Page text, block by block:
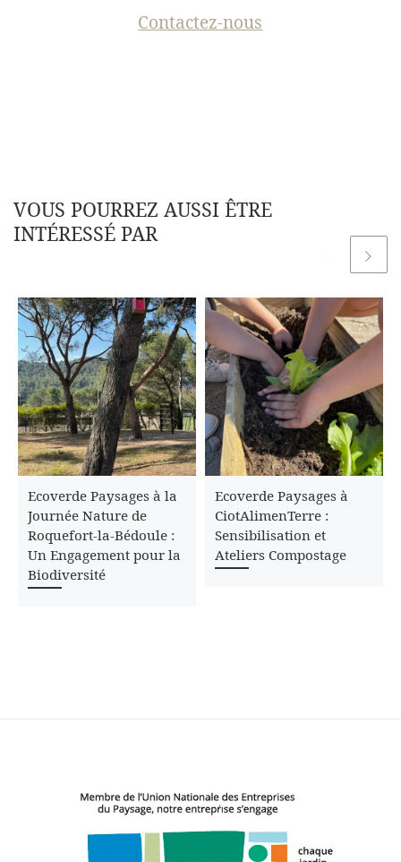
Contactez-nous
VOUS POURREZ AUSSI ÊTRE
INTÉRESSÉ PAR
Ecoverde Paysages à la
Journée Nature de
Roquefort-la-Bédoule :
Un Engagement pour la
Biodiversité
Ecoverde Paysages à
CiotAlimenTerre :
Sensibilisation et
Ateliers Compostage